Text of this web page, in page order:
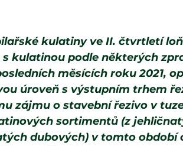
kulatiny ve II. čtvrtletí
s kulatinou podle některých
měsících roku 2021,
úroveň s výstupním trhem
zájmu o stavební řezivo v
sortimentů (z
dubových) v tomto období